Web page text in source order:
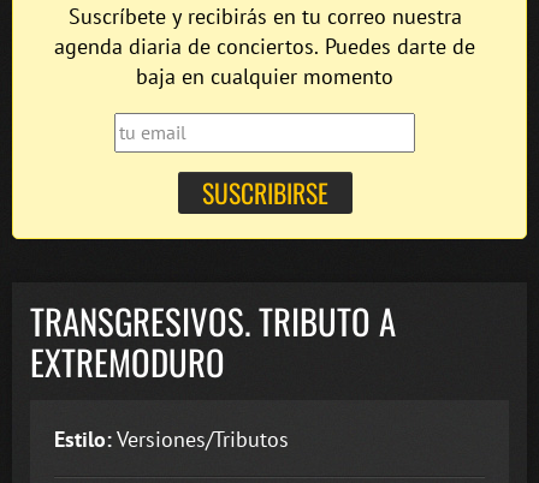
Suscríbete y recibirás en tu correo nuestra
agenda diaria de conciertos. Puedes darte de
baja en cualquier momento
TRANSGRESIVOS. TRIBUTO A
EXTREMODURO
Estilo:Versiones/Tributos